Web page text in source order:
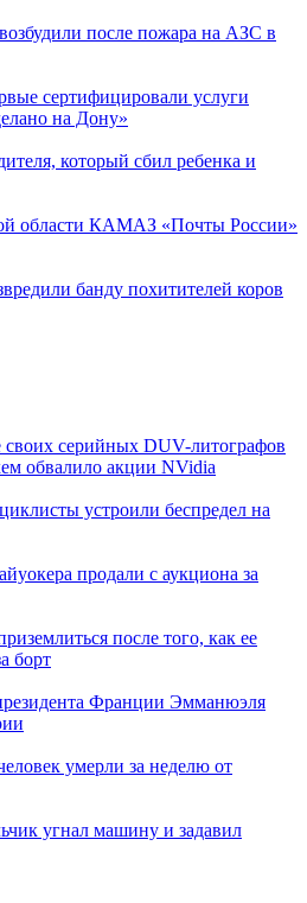
после пожара на АЗС в
сертифицировали услуги
на Дону»
который сбил ребенка и
области КАМАЗ «Почты России»
банду похитителей коров
своих серийных DUV-литографов
обвалило акции NVidia
устроили беспредел на
продали с аукциона за
после того, как ее
борт
Франции Эмманюэля
умерли за неделю от
угнал машину и задавил